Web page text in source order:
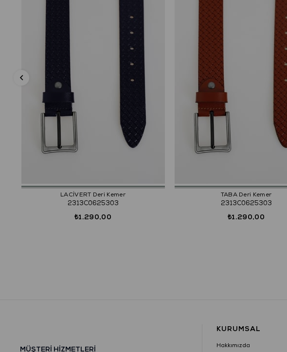
LACİVERT Deri Kemer
2313C0625303
₺1.290,00
TABA Deri Kemer
2313C0625303
₺1.290,00
MÜŞTERİ HİZMETLERİ
KURUMSAL
Hakkımızda